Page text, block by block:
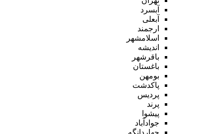
آبسرد
آبعلی
ارجمند
اسلامشهر
اندیشه
باقرشهر
باغستان
بومهن
پاکدشت
پردیس
پرند
پیشوا
جوادآباد
چهاردانگه